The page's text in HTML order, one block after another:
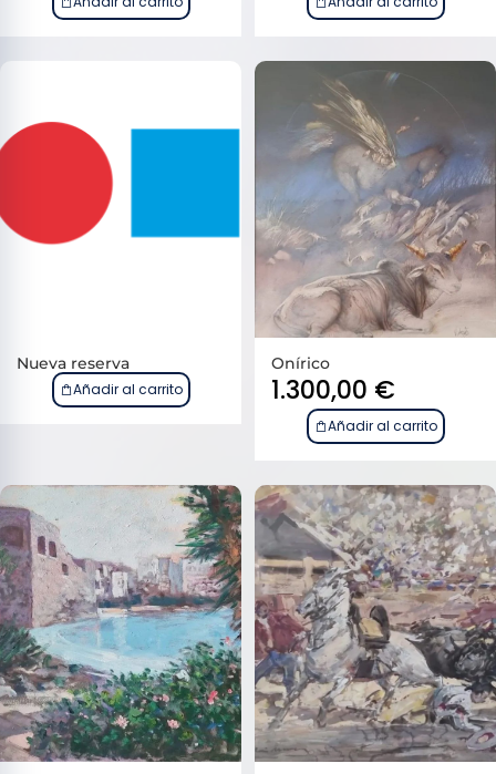
Nueva reserva
Añadir al carrito
Onírico
1.300,00 €
Añadir al carrito